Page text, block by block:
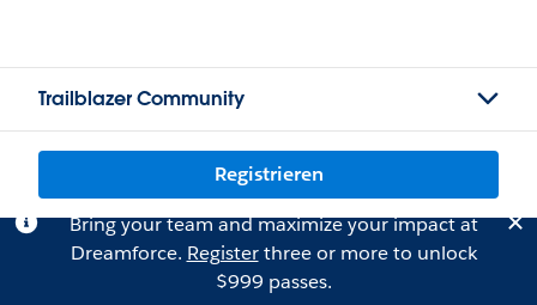
Trailblazer Community
Registrieren
Bring your team and maximize your impact at
Dreamforce. Registerthree or more to unlock
$999 passes.